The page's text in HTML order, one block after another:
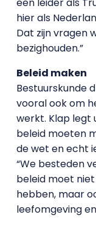
hier als
Dat zijn vragen
bezighouden.”
Beleid maken
Bestuurskunde
vooral ook om
werkt. Klap legt
beleid moeten
de wet en echt
“We besteden
beleid moet
hebben, maar
leefomgeving